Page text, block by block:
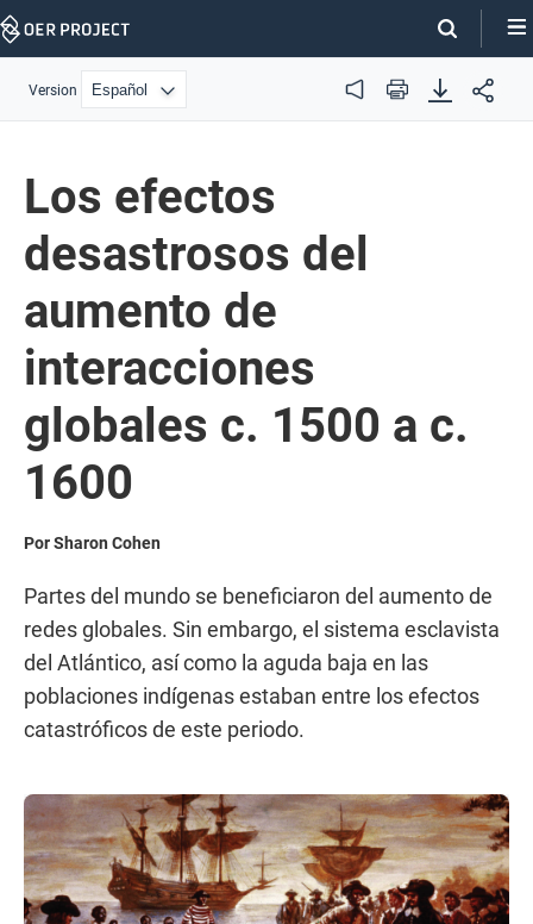
Skip
Version Audio Print
Los efectos
desastrosos del
aumento de
interacciones
globales c. 1500 a c.
1600
Por Sharon Cohen
Partes del mundo se beneficiaron del aumento de
redes globales. Sin embargo, el sistema esclavista
del Atlántico, así como la aguda baja en las
poblaciones indígenas estaban entre los efectos
catastróficos de este periodo.